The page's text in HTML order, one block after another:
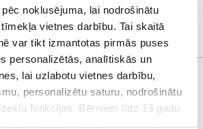
noklusējuma, lai nodrošinātu
vietnes darbību. Tai skaitā
var tikt izmantotas pirmās puses
personalizētās, analītiskās un
lai uzlabotu vietnes darbību,
personalizētu saturu, nodrošinātu
funkcijas. Bērniem līdz 13 gadu
veikšanas ir jāprasa vecāka vai
Ieiet portālā
vaiReģistrēties
Atgriezties tēmā
Nākamais
uzdevums